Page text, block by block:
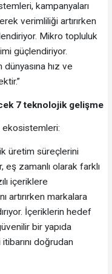
kampanyaları
verimliliği artırırken
Mikro topluluk
güçlendiriyor.
hız ve
7 teknolojik gelişme
üretim süreçlerini
eş zamanlı olarak farklı
içeriklere
artırırken markalara
İçeriklerin hedef
bir yapıda
doğrudan